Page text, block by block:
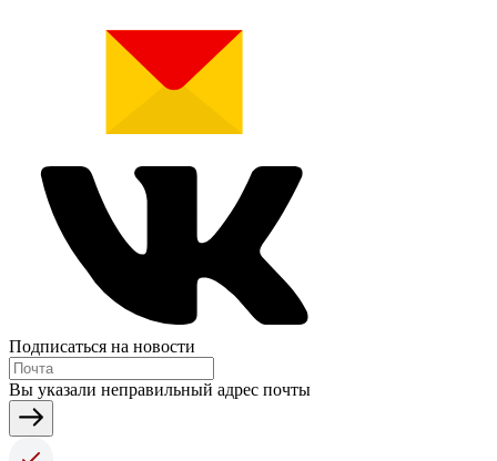
Подписаться на новости
Вы указали неправильный адрес почты